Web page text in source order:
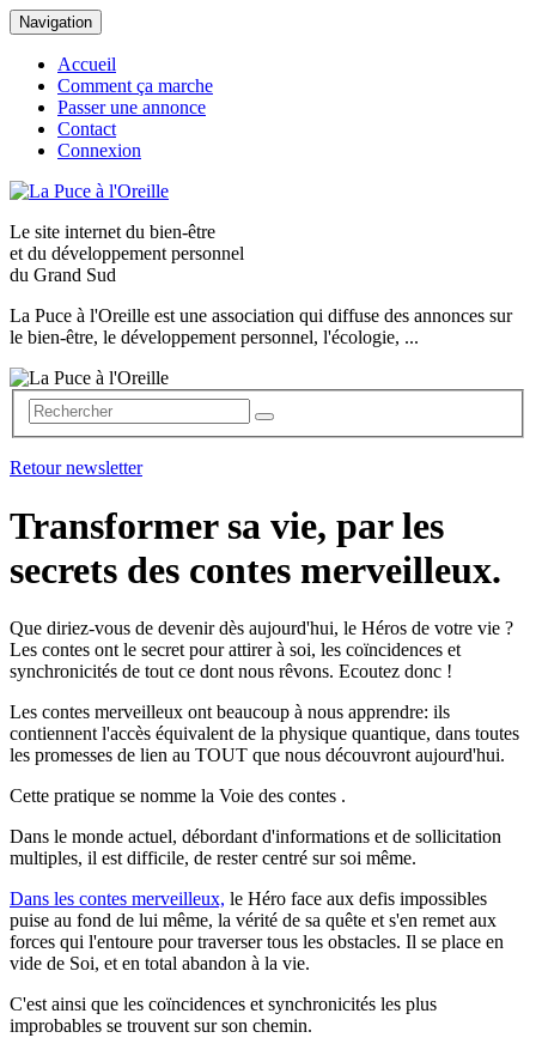
Navigation
Accueil
Comment ça marche
Passer une annonce
Contact
Connexion
Le site internet du bien-être
et du développement personnel
du Grand Sud
La Puce à l'Oreille est une association qui diffuse des annonces sur
le bien-être, le développement personnel, l'écologie, ...
Retour newsletter
Transformer sa vie, par les
secrets des contes merveilleux.
Que diriez-vous de devenir dès aujourd'hui, le Héros de votre vie ?
Les contes ont le secret pour attirer à soi, les coïncidences et
synchronicités de tout ce dont nous rêvons. Ecoutez donc !
Les contes merveilleux ont beaucoup à nous apprendre: ils
contiennent l'accès équivalent de la physique quantique, dans toutes
les promesses de lien au TOUT que nous découvront aujourd'hui.
Cette pratique se nomme la Voie des contes .
Dans le monde actuel, débordant d'informations et de sollicitation
multiples, il est difficile, de rester centré sur soi même.
Dans les contes merveilleux, le Héro face aux defis impossibles
puise au fond de lui même, la vérité de sa quête et s'en remet aux
forces qui l'entoure pour traverser tous les obstacles. Il se place en
vide de Soi, et en total abandon à la vie.
C'est ainsi que les coïncidences et synchronicités les plus
improbables se trouvent sur son chemin.